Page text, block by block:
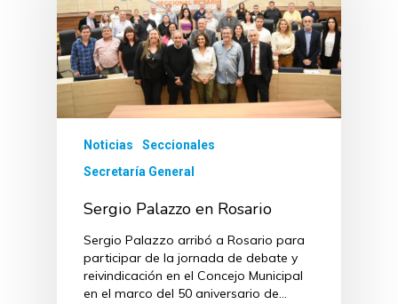
Noticias
Seccionales
Secretaría General
Sergio Palazzo en Rosario
Sergio Palazzo arribó a Rosario para
participar de la jornada de debate y
reivindicación en el Concejo Municipal
en el marco del 50 aniversario de…